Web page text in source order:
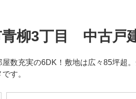
柳3丁目 中古戸
数充実の6DK！敷地は広々85坪超
す。